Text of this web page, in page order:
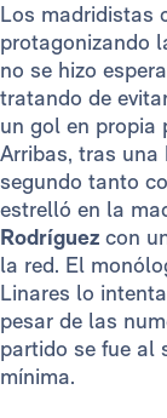
Los madridistas
protagonizando
no se hizo
tratando de
un gol en propia
Arribas, tras una
segundo tanto
estrelló en la
Rodríguez con
la red. El
Linares lo
pesar de las
partido se fue al
mínima.